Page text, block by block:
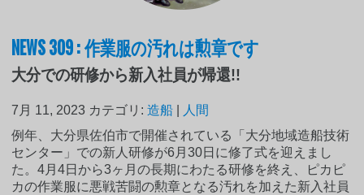
NEWS 309 : 作業服の汚れは勲章です
大分での研修から新入社員が帰還!!
7月 11, 2023 カテゴリ:造船
人間
例年、大分県佐伯市で開催されている「大分地域造船技術
センター」での新人研修が6月30日に修了式を迎えまし
た。4月4日から3ヶ月の長期にわたる研修を終え、ピカピ
カの作業服に悪戦苦闘の勲章となる汚れを加えた新入社員